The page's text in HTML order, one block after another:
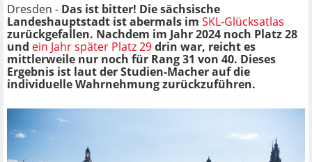
Dresden - Das ist bitter! Die sächsische
Landeshauptstadt ist abermals im SKL-Glücksatlas
zurückgefallen. Nachdem im Jahr 2024 noch Platz 28
und ein Jahr später Platz 29drin war, reicht es
mittlerweile nur noch für Rang 31 von 40. Dieses
Ergebnis ist laut der Studien-Macher auf die
individuelle Wahrnehmung zurückzuführen.